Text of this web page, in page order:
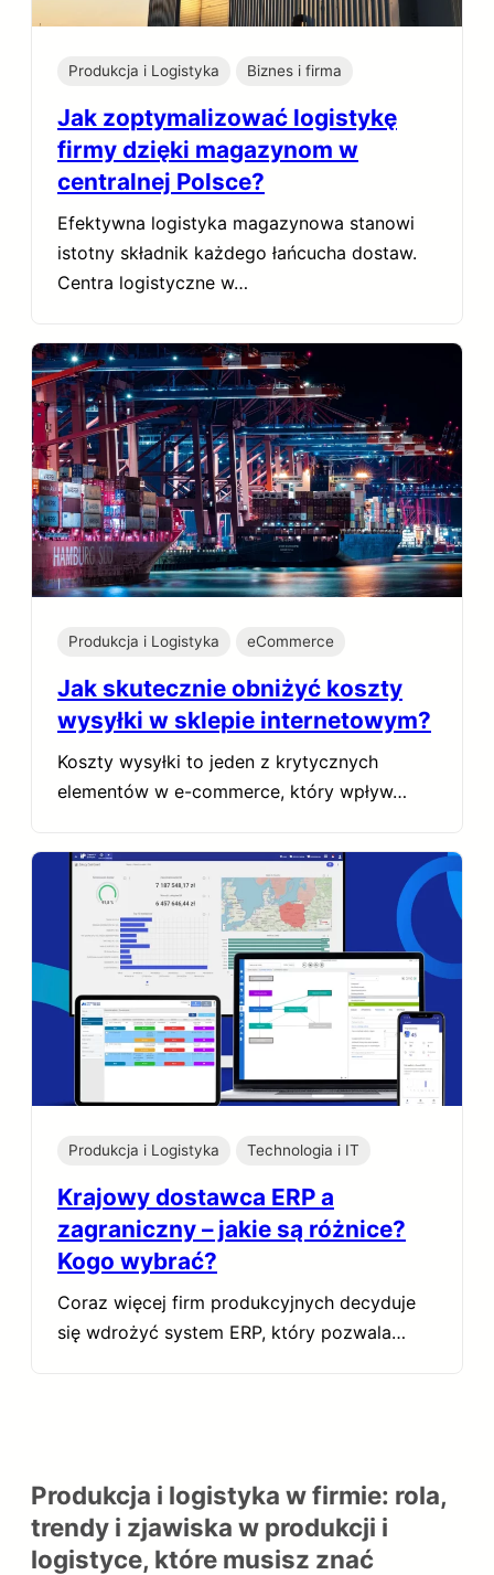
Produkcja i Logistyka Biznes i firma
Jak zoptymalizować logistykę
firmy dzięki magazynom w
centralnej Polsce?
Efektywna logistyka magazynowa stanowi
istotny składnik każdego łańcucha dostaw.
Centra logistyczne w…
Produkcja i Logistyka eCommerce
Jak skutecznie obniżyć koszty
wysyłki w sklepie internetowym?
Koszty wysyłki to jeden z krytycznych
elementów w e-commerce, który wpływ…
Produkcja i Logistyka Technologia i IT
Krajowy dostawca ERP a
zagraniczny – jakie są różnice?
Kogo wybrać?
Coraz więcej firm produkcyjnych decyduje
się wdrożyć system ERP, który pozwala…
Produkcja i logistyka w firmie: rola,
trendy i zjawiska w produkcji i
logistyce, które musisz znać